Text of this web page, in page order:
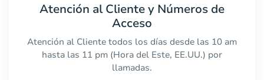
Atención al Cliente y Números de
Acceso
Atención al Cliente todos los días desde las 10 am
hasta las 11 pm (Hora del Este, EE.UU.) por
llamadas.